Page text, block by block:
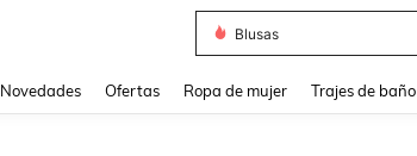
Blusas
Novedades Ofertas Ropa de mujer Trajes de baño